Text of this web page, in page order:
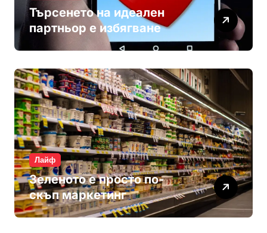
Търсенето на идеален
партньор е избягване
Лайф
Зеленото е просто по-
скъп маркетинг